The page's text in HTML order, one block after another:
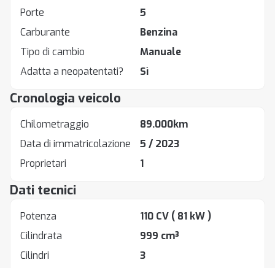
Porte
5
Carburante
Benzina
Tipo di cambio
Manuale
Adatta a neopatentati?
Sì
Cronologia veicolo
Chilometraggio
89.000km
Data di immatricolazione
5 / 2023
Proprietari
1
Dati tecnici
Potenza 110 CV ( 81 kW )
Cilindrata
999 cm³
Cilindri
3